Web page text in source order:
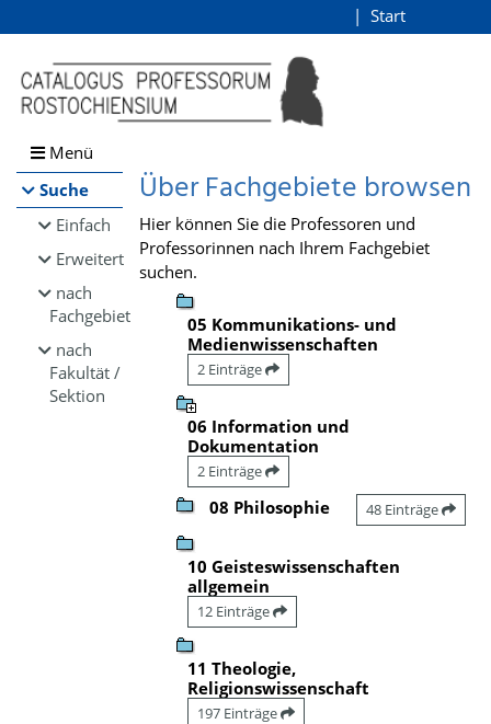
Browsen
direkt zum Inhalt
Start
Menü
Suche
Einfach
Erweitert
nach
Fachgebiet
nach
Fakultät /
Sektion
Über Fachgebiete browsen
Hier können Sie die Professoren und
Professorinnen nach Ihrem Fachgebiet
suchen.
05 Kommunikations- und
Medienwissenschaften
2 Einträge
06 Information und
Dokumentation
2 Einträge
08 Philosophie 48 Einträge
10 Geisteswissenschaften
allgemein
12 Einträge
11 Theologie,
Religionswissenschaft
197 Einträge